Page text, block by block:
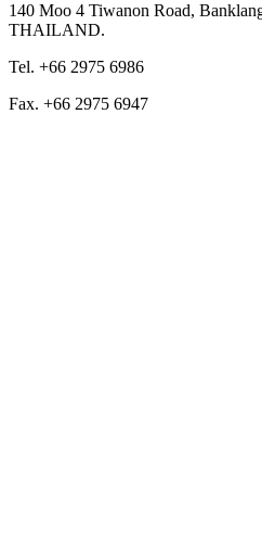
140 Moo 4 Tiwanon Road,
THAILAND.
Tel. +66 2975 6986
Fax. +66 2975 6947